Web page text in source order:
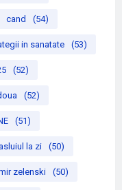
cand (54)
in sanatate (53)
(52)
(52)
(51)
la zi (50)
zelenski (50)